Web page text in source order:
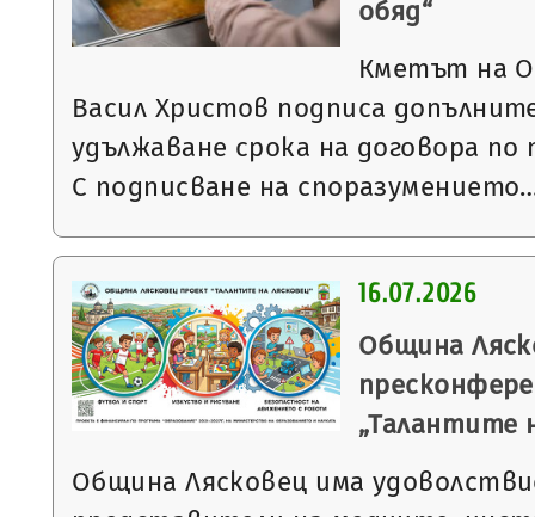
обяд“
Кметът на
Васил Христов подписа
удължаване срока на договора по
С подписване на
16.07.2026
Община
„Талантите
Община Лясковец има